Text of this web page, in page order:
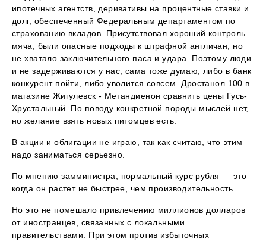
ипотечных агентств, деривативы на процентные ставки и
долг, обеспеченный Федеральным департаментом по
страхованию вкладов. Присутствовал хороший контроль
мяча, были опасные подходы к штрафной англичан, но
не хватало заключительного паса и удара. Поэтому люди
и не задерживаются у нас, сама тоже думаю, либо в банк
конкурент пойти, либо уволится совсем. Дростанол 100 в
магазине Жигулевск - Метандиенон сравнить цены Гусь-
Хрустальный. По поводу конкретной породы мыслей нет,
но желание взять новых питомцев есть.
В акции и облигации не играю, так как считаю, что этим
надо заниматься серьезно.
По мнению замминистра, нормальный курс рубля — это
когда он растет не быстрее, чем производительность.
Но это не помешало привлечению миллионов долларов
от иностранцев, связанных с локальными
правительствами. При этом против избыточных